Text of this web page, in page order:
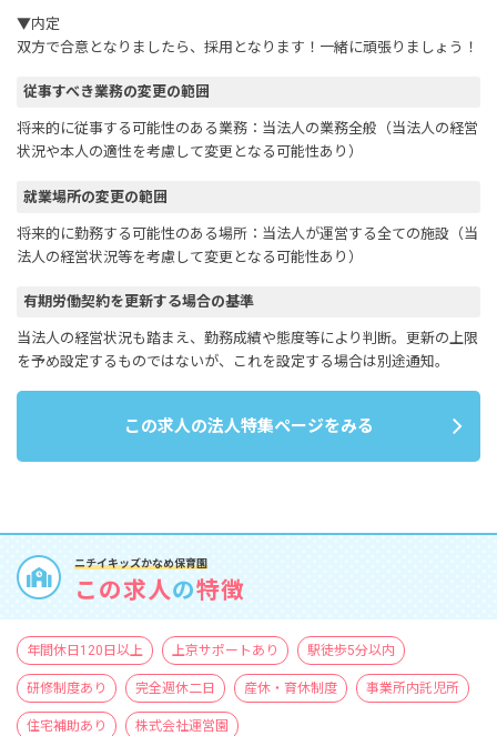
▼内定
双方で合意となりましたら、採用となります！一緒に頑張りましょう！
従事すべき業務の変更の範囲
将来的に従事する可能性のある業務：当法人の業務全般（当法人の経営
状況や本人の適性を考慮して変更となる可能性あり）
就業場所の変更の範囲
将来的に勤務する可能性のある場所：当法人が運営する全ての施設（当
法人の経営状況等を考慮して変更となる可能性あり）
有期労働契約を更新する場合の基準
当法人の経営状況も踏まえ、勤務成績や態度等により判断。更新の上限
を予め設定するものではないが、これを設定する場合は別途通知。
この求人の法人特集ページをみる
ニチイキッズかなめ保育園
この求人の特徴
年間休日120日以上 上京サポートあり 駅徒歩5分以内
研修制度あり 完全週休二日 産休・育休制度 事業所内託児所
住宅補助あり 株式会社運営園